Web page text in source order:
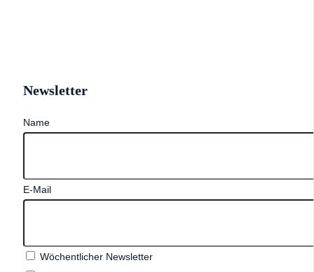
Newsletter
Name
E-Mail
Wöchentlicher Newsletter